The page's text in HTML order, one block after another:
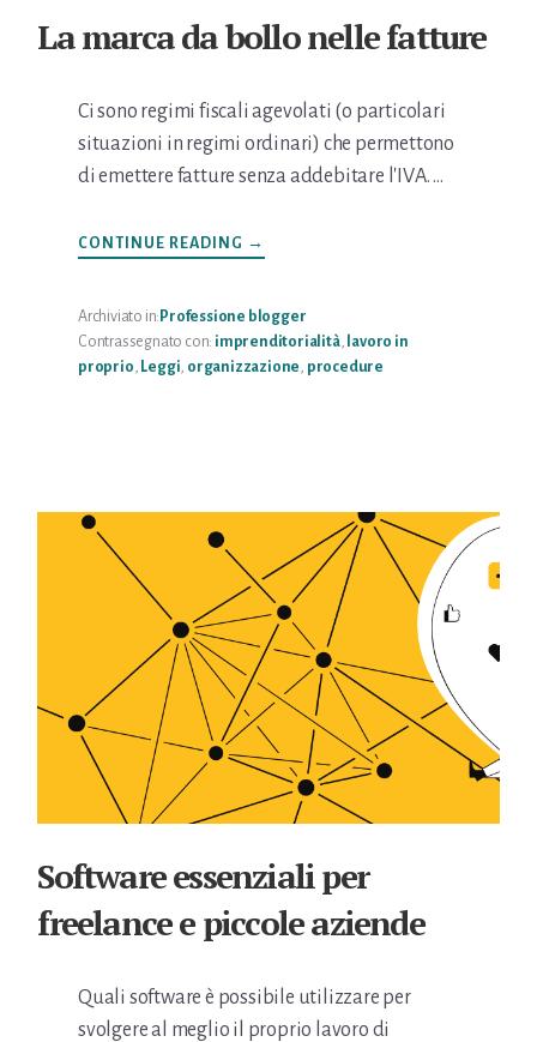
La marca da bollo nelle fatture
Ci sono regimi fiscali agevolati (o particolari
situazioni in regimi ordinari) che permettono
di emettere fatture senza addebitare l'IVA. …
CONTINUE READING INFOLA
MARCA
NELLE
FATTURE
→
Archiviato in: Professione blogger
Contrassegnato con: imprenditorialità,
lavoro in
proprio Leggi organizzazione procedure
Software essenziali per
freelance e piccole aziende
Quali software è possibile utilizzare per
svolgere al meglio il proprio lavoro di